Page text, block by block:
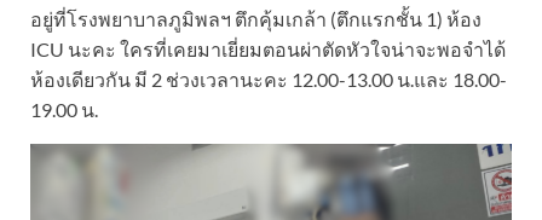
อยู่ที่โรงพยาบาลภูมิพลฯ ตึกคุ้มเกล้า (ตึกแรกชั้น 1) ห้อง
ICU นะคะ ใครที่เคยมาเยี่ยมตอนผ่าตัดหัวใจน่าจะพอจำได้
ห้องเดียวกัน มี 2 ช่วงเวลานะคะ 12.00-13.00 น.และ 18.00-
19.00 น.